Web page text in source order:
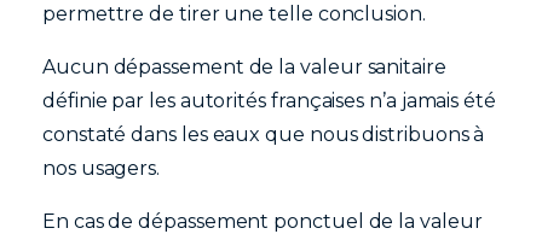
permettre de tirer une telle conclusion.
Aucun dépassement de la valeur sanitaire
définie par les autorités françaises n’a jamais été
constaté dans les eaux que nous distribuons à
nos usagers.
En cas de dépassement ponctuel de la valeur